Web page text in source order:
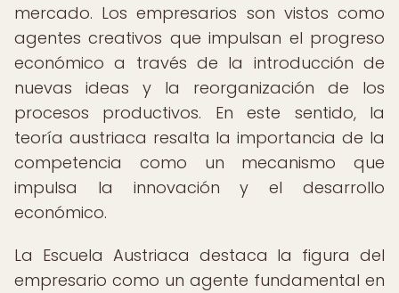
mercado. Los empresarios son vistos como
agentes creativos que impulsan el progreso
económico a través de la introducción de
nuevas ideas y la reorganización de los
procesos productivos. En este sentido, la
teoría austriaca resalta la importancia de la
competencia como un mecanismo que
impulsa la innovación y el desarrollo
económico.
La Escuela Austriaca destaca la figura del
empresario como un agente fundamental en